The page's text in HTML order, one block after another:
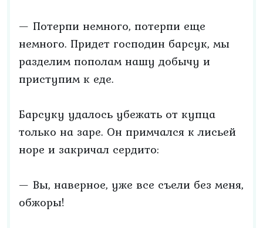
— Потерпи немного, потерпи еще
немного. Придет господин барсук, мы
разделим пополам нашу добычу и
приступим к еде.
Барсуку удалось убежать от купца
только на заре. Он примчался к лисьей
норе и закричал сердито:
— Вы, наверное, уже все съели без меня,
обжоры!